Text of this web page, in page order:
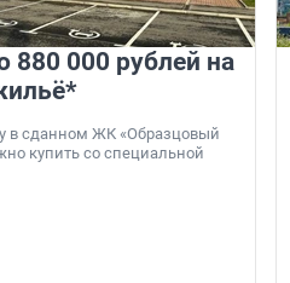
880 000 рублей на
в сданном ЖК «Образцовый
купить со специальной